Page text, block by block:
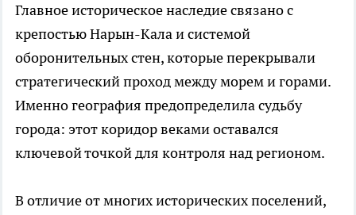
Главное историческое наследие связано с
крепостью Нарын-Кала и системой
оборонительных стен, которые перекрывали
стратегический проход между морем и горами.
Именно география предопределила судьбу
города: этот коридор веками оставался
ключевой точкой для контроля над регионом.
В отличие от многих исторических поселений,